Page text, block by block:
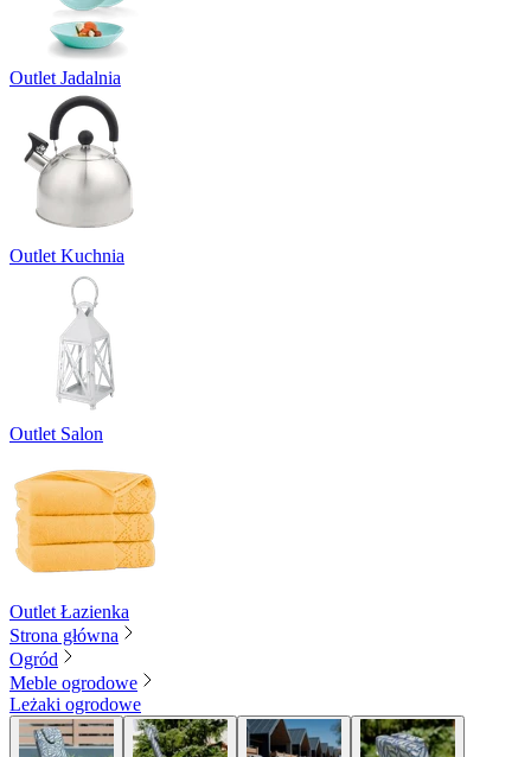
Outlet Jadalnia
Outlet Kuchnia
Outlet Salon
Outlet Łazienka
Strona główna
Ogród
Meble ogrodowe
Leżaki ogrodowe